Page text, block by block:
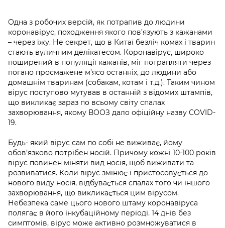
Одна з робочих версій, як потрапив до людини
коронавірус, походження якого пов’язують з кажанами
– через їжу. Не секрет, що в Китаї безліч комах і тварин
стають вуличним делікатесом. Коронавірус, широко
поширений в популяції кажанів, міг потрапляти через
погано просмажене м’ясо останніх, до людини або
домашнім тваринам (собакам, котам і т.д.). Таким чином
вірус поступово мутував в останній з відомих штампів,
що викликає зараз по всьому світу спалах
захворювання, якому ВООЗ дало офіційну назву COVID-
19.
Будь- який вірус сам по собі не виживає, йому
обов’язково потрібен носій. Причому кожні 10-100 років
вірус повинен міняти вид носія, щоб виживати та
розвиватися. Коли вірус змінює і пристосовується до
нового виду носія, відбувається спалах того чи іншого
захворювання, що викликається цим вірусом.
Небезпека саме цього нового штаму коронавіруса
полягає в його інкубаційному періоді. 14 днів без
симптомів, вірус може активно розмножуватися в